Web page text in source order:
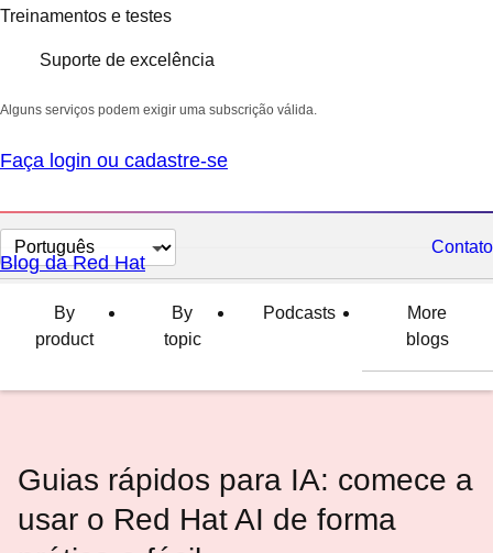
Treinamentos e testes
Suporte de excelência
Alguns serviços podem exigir uma subscrição válida.
Faça login ou cadastre-se
Selecionar
idioma
Contato
Blog da Red Hat
By
product
By
topic
Podcasts
More
blogs
Guias rápidos para IA: comece a
usar o Red Hat AI de forma